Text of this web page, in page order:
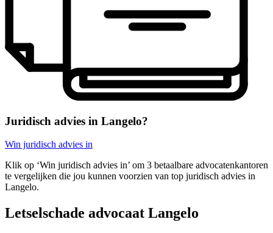
Juridisch advies in Langelo?
Win juridisch advies in
Klik op ‘Win juridisch advies in’ om 3 betaalbare advocatenkantoren
te vergelijken die jou kunnen voorzien van top juridisch advies in
Langelo.
Letselschade advocaat Langelo